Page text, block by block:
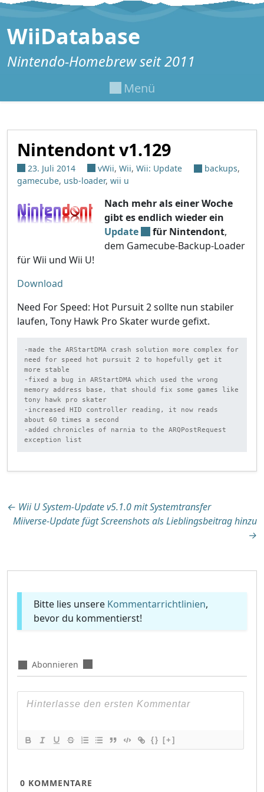
Zum Inhalt springen
WiiDatabase
Nintendo-Homebrew seit 2011
Menü
Nintendont v1.129
23. Juli 2014 vWii, Wii, Wii: Update backups,
gamecube, usb-loader, wii u
Nach mehr als einer Woche
gibt es endlich wieder ein
Update
für Nintendont,
dem Gamecube-Backup-Loader
für Wii und Wii U!
Download
Need For Speed: Hot Pursuit 2 sollte nun stabiler
laufen, Tony Hawk Pro Skater wurde gefixt.
-made the ARStartDMA crash solution more complex for
need for speed hot pursuit 2 to hopefully get it
more stable
-fixed a bug in ARStartDMA which used the wrong
memory address base, that should fix some games like
tony hawk pro skater
-increased HID controller reading, it now reads
about 60 times a second
-added chronicles of narnia to the ARQPostRequest
exception list
Beitragsnavigation
← Wii U System-Update v5.1.0 mit Systemtransfer
Miiverse-Update fügt Screenshots als Lieblingsbeitrag hinzu
→
Bitte lies unsere Kommentarrichtlinien,
bevor du kommentierst!
Abonnieren
{} [+]
0 KOMMENTARE